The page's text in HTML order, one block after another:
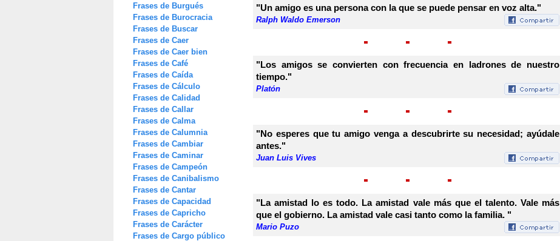
Frases de Burgués
Frases de Burocracia
Frases de Buscar
Frases de Caer
Frases de Caer bien
Frases de Café
Frases de Caída
Frases de Cálculo
Frases de Calidad
Frases de Callar
Frases de Calma
Frases de Calumnia
Frases de Cambiar
Frases de Caminar
Frases de Campeón
Frases de Canibalismo
Frases de Cantar
Frases de Capacidad
Frases de Capricho
Frases de Carácter
Frases de Cargo público
"Un amigo es una persona con la que se puede pensar en voz alta."
Ralph Waldo Emerson
"Los amigos se convierten con frecuencia en ladrones de nuestro
tiempo."
Platón
"No esperes que tu amigo venga a descubrirte su necesidad; ayúdale
antes."
Juan Luis Vives
"La amistad lo es todo. La amistad vale más que el talento. Vale más
que el gobierno. La amistad vale casi tanto como la familia. "
Mario Puzo